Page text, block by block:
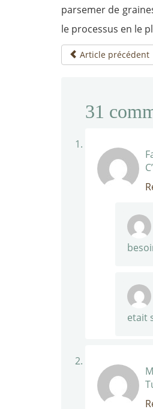
parsemer de
le processus en le
Article précédent
31
etait